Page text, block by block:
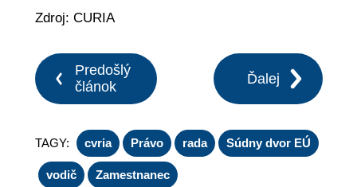
Zdroj: CURIA
Predošlý
článok
Ďalej
TAGY: cvria Právo rada Súdny dvor EÚ
vodič Zamestnanec